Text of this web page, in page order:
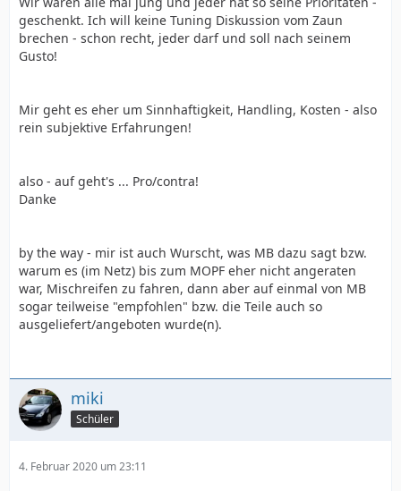
geschenkt. Ich will keine Tuning Diskussion vom Zaun
brechen - schon recht, jeder darf und soll nach seinem
Gusto!
Mir geht es eher um Sinnhaftigkeit, Handling, Kosten - also
rein subjektive Erfahrungen!
also - auf geht's ... Pro/contra!
Danke
by the way - mir ist auch Wurscht, was MB dazu sagt bzw.
warum es (im Netz) bis zum MOPF eher nicht angeraten
war, Mischreifen zu fahren, dann aber auf einmal von MB
sogar teilweise "empfohlen" bzw. die Teile auch so
ausgeliefert/angeboten wurde(n).
miki
Schüler
4. Februar 2020 um 23:11